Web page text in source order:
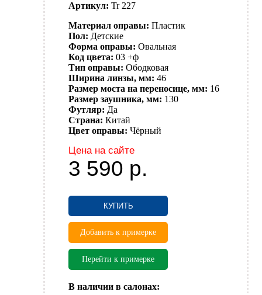
Артикул: Tr 227
Материал оправы: Пластик
Пол: Детские
Форма оправы: Овальная
Код цвета: 03 +ф
Тип оправы: Ободковая
Ширина линзы, мм: 46
Размер моста на переносице, мм: 16
Размер заушника, мм: 130
Футляр: Да
Страна: Китай
Цвет оправы: Чёрный
Цена на сайте
3 590 р.
КУПИТЬ
Добавить к примерке
Перейти к примерке
В наличии в салонах: